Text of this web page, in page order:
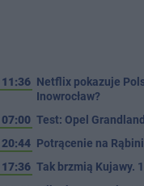
11:36 Netflix pokazuje
Inowrocław?
07:00 Test: Opel
20:44 Potrącenie na
17:36 Tak brzmią Kujawy.